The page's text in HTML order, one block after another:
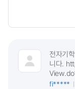
전자기
니다.
fi*****